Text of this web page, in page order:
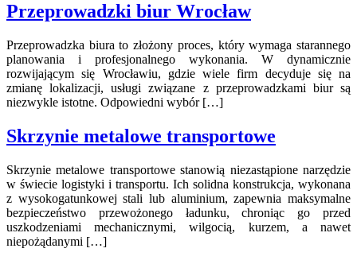
Przeprowadzki biur Wrocław
Przeprowadzka biura to złożony proces, który wymaga starannego
planowania i profesjonalnego wykonania. W dynamicznie
rozwijającym się Wrocławiu, gdzie wiele firm decyduje się na
zmianę lokalizacji, usługi związane z przeprowadzkami biur są
niezwykle istotne. Odpowiedni wybór […]
Skrzynie metalowe transportowe
Skrzynie metalowe transportowe stanowią niezastąpione narzędzie
w świecie logistyki i transportu. Ich solidna konstrukcja, wykonana
z wysokogatunkowej stali lub aluminium, zapewnia maksymalne
bezpieczeństwo przewożonego ładunku, chroniąc go przed
uszkodzeniami mechanicznymi, wilgocią, kurzem, a nawet
niepożądanymi […]